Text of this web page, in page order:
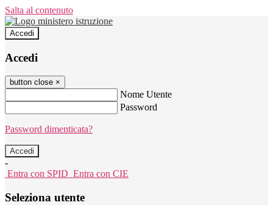
Salta al contenuto
Accedi
Accedi
button close ×
Nome Utente
Password
Password dimenticata?
-
Entra con SPID Entra con CIE
Seleziona utente